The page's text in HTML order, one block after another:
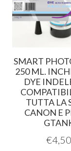
SMART
250 ML.
DYE
TUTTA LA
CANON E
€4,50